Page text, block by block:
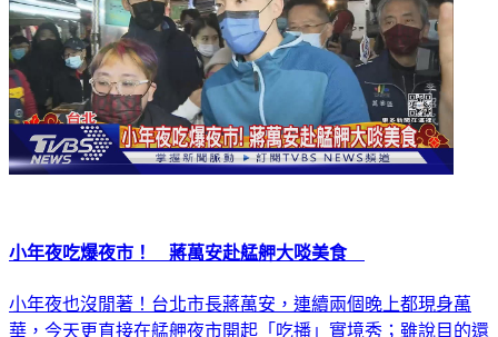
小年夜吃爆夜市！ 蔣萬安赴艋舺大啖美食
小年夜也沒閒著！台北市長蔣萬安，連續兩個晚上都現身萬
華，今天更直接在艋舺夜市開起「吃播」實境秀；雖說目的還